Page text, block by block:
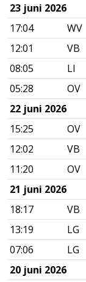
23 juni 2026
17:04
WV
12:01
VB
08:05
LI
05:28
OV
22 juni 2026
15:25
OV
12:02
VB
11:20
OV
21 juni 2026
18:17
VB
13:19
LG
07:06
LG
20 juni 2026